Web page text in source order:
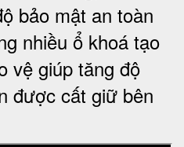
bảo mật an toàn
nhiều ổ khoá tạo
vệ giúp tăng độ
được cất giữ bên